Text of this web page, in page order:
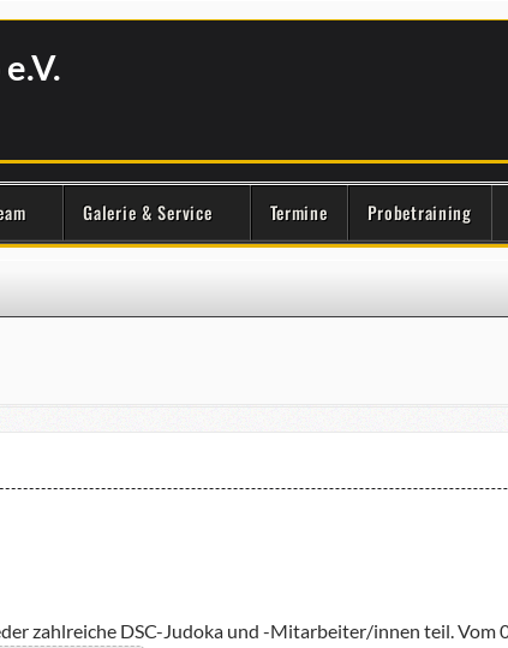
Galerie & Service Termine Probetraining
zahlreiche DSC-Judoka und -Mitarbeiter/innen teil. Vom